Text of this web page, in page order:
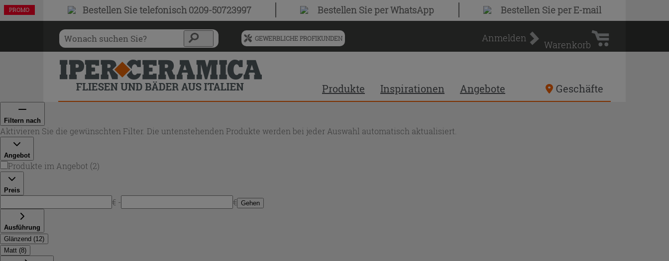
Bestellen Sietelefonisch 0209-50723997 Bestellen Sieper WhatsApp Bestellen Sieper E-mail
Menü
vorgeschlagenen
Siteinhalt
und
Suchprotokoll
GEWERBLICHE PROFIKUNDEN Anmelden
Warenkorb
Warenkorb
Produkte Inspirationen Angebote Geschäfte
Filtern nach
Aktivieren Sie die gewünschten Filter. Die untenstehenden Produkte werden bei jeder Auswahl automatisch aktualisiert.
Angebot
Produkte im Angebot (2)
Preis
€ - € Gehen
Ausführung
Glänzend (12)
Matt (8)
PROMO
PROMO